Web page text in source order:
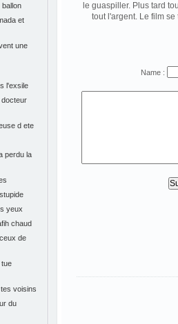
ballon
et
une
l'exsile
docteur
d ete
perdu la
yeux
chaud
de
tue
voisins
du
le guaspiller. Plus tard
tout l'argent. Le film
Name :